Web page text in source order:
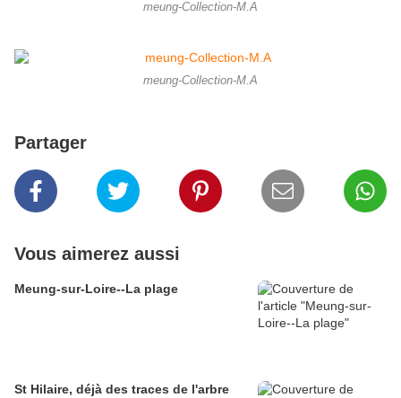
meung-Collection-M.A
meung-Collection-M.A
Partager
Vous aimerez aussi
Meung-sur-Loire--La plage
St Hilaire, déjà des traces de l'arbre